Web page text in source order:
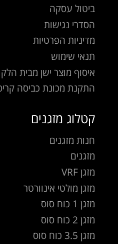
ביטול עסקה
הסדרי נגישות
מדיניות הפרטיות
תנאי שימוש
איסוף מוצר ישן מבית
התקנת מכונת כביסה
קטלוג מזגנים
חנות מזגנים
מזגנים
מזגן VRF
מזגן מולטי אינוורטר
מזגן 1 כוח סוס
מזגן 2 כוח סוס
מזגן 3.5 כוח סוס